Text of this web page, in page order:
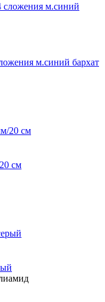
м.синий бархат
см